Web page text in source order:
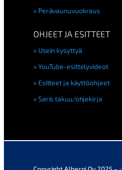
Perävaunuvuokraus
OHJEET JA ESITTEET
Usein kysyttyä
YouTube-esittelyvideot
Esitteet ja käyttöohjeet
Saris takuu/ohjekirja